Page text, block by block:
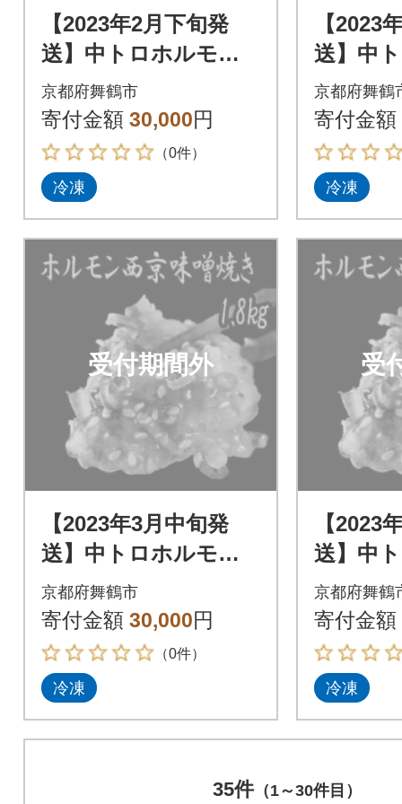
【2023年2月下旬発
送】中トロホルモン
西京味噌焼き 1.8kg
京都府舞鶴市
寄付金額 30,000円
（0件）
冷凍
【2023
送】中
西京味
京都府舞鶴
寄付金額
冷凍
受付期間外
【2023年3月中旬発
送】中トロホルモン
西京味噌焼き 1.8kg
京都府舞鶴市
寄付金額 30,000円
（0件）
冷凍
受
【2023
送】中
西京味
京都府舞鶴
寄付金額
冷凍
35件（1～30件目）